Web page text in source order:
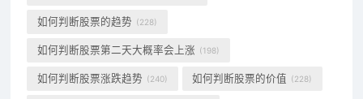
如何判断股票的趋势 (228)
如何判断股票第二天大概率会上涨 (198)
如何判断股票涨跌趋势 (240) 如何判断股票的价值 (228)